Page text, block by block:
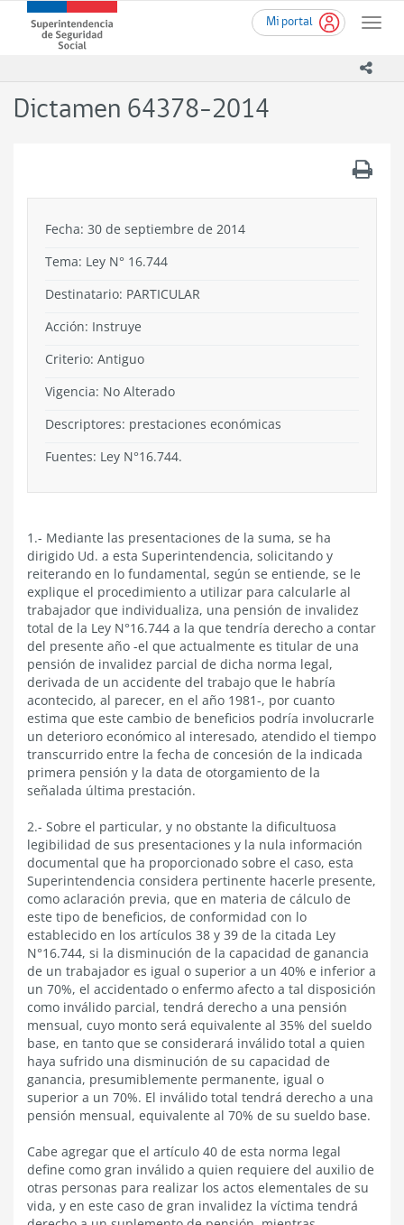
contenido
Mi portal
Toggle
Superintendencia
de
-
Dictamen 64378-2014
Fecha: 30 de septiembre de 2014
Tema: Ley N° 16.744
Destinatario: PARTICULAR
Acción: Instruye
Criterio: Antiguo
Vigencia: No Alterado
Descriptores: prestaciones económicas
Fuentes: Ley N°16.744.
1.- Mediante las presentaciones de la suma, se ha
dirigido Ud. a esta Superintendencia, solicitando y
reiterando en lo fundamental, según se entiende, se le
explique el procedimiento a utilizar para calcularle al
trabajador que individualiza, una pensión de invalidez
total de la Ley N°16.744 a la que tendría derecho a contar
del presente año -el que actualmente es titular de una
pensión de invalidez parcial de dicha norma legal,
derivada de un accidente del trabajo que le habría
acontecido, al parecer, en el año 1981-, por cuanto
estima que este cambio de beneficios podría involucrarle
un deterioro económico al interesado, atendido el tiempo
transcurrido entre la fecha de concesión de la indicada
primera pensión y la data de otorgamiento de la
señalada última prestación.
2.- Sobre el particular, y no obstante la dificultuosa
legibilidad de sus presentaciones y la nula información
documental que ha proporcionado sobre el caso, esta
Superintendencia considera pertinente hacerle presente,
como aclaración previa, que en materia de cálculo de
este tipo de beneficios, de conformidad con lo
establecido en los artículos 38 y 39 de la citada Ley
N°16.744, si la disminución de la capacidad de ganancia
de un trabajador es igual o superior a un 40% e inferior a
un 70%, el accidentado o enfermo afecto a tal disposición
como inválido parcial, tendrá derecho a una pensión
mensual, cuyo monto será equivalente al 35% del sueldo
base, en tanto que se considerará inválido total a quien
haya sufrido una disminución de su capacidad de
ganancia, presumiblemente permanente, igual o
superior a un 70%. El inválido total tendrá derecho a una
pensión mensual, equivalente al 70% de su sueldo base.
Cabe agregar que el artículo 40 de esta norma legal
define como gran inválido a quien requiere del auxilio de
otras personas para realizar los actos elementales de su
vida, y en este caso de gran invalidez la víctima tendrá